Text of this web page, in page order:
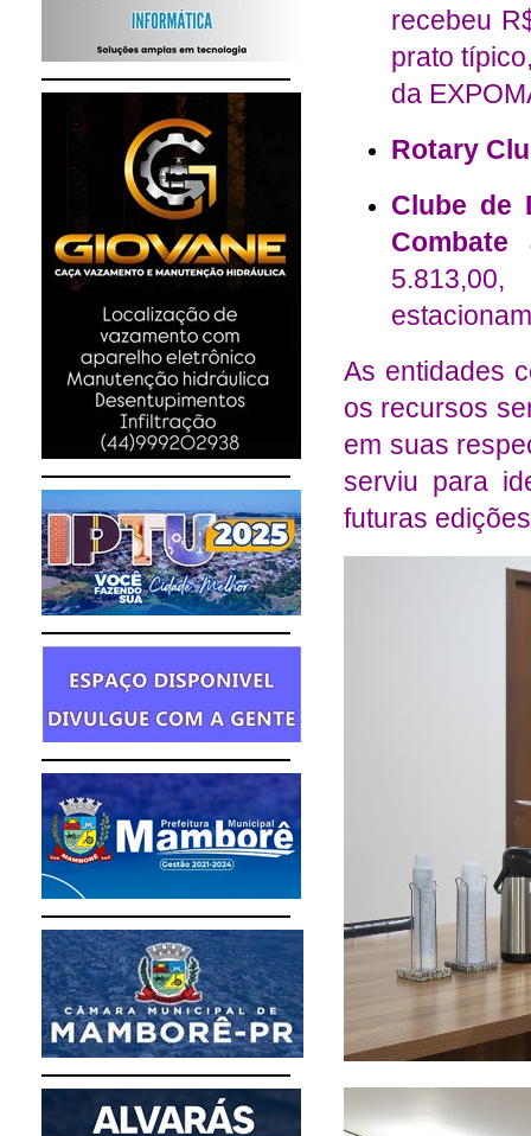
recebeu
prato
da
Rotary
Clube de
Combate
As entidades
os recursos
em suas
serviu para
futuras